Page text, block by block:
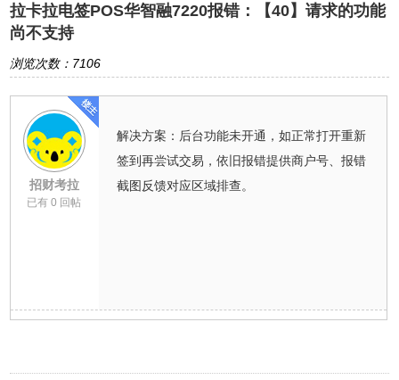
拉卡拉电签POS华智融7220报错：【40】请求的功能
尚不支持
浏览次数：7106
招财考拉
已有 0 回帖
解决方案：后台功能未开通，如正常打开重新
签到再尝试交易，依旧报错提供商户号、报错
截图反馈对应区域排查。